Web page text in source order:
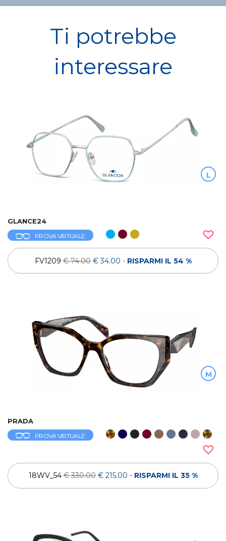
Ti potrebbe
interessare
L
GLANCE24
PROVA VIRTUALE
FV1209€ 74.00 € 34.00 - RISPARMI IL 54 %
M
PRADA
PROVA VIRTUALE
18WV_54€ 330.00 € 215.00 - RISPARMI IL 35 %